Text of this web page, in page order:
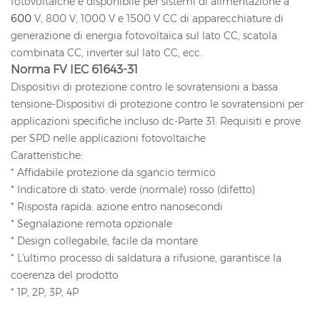
600 V, 800 V, 1000 V e 1500 V CC di apparecchiature di
generazione di energia fotovoltaica sul lato CC, scatola
combinata CC, inverter sul lato CC, ecc.
Norma FV IEC 61643-31
Dispositivi di protezione contro le sovratensioni a bassa
tensione-Dispositivi di protezione contro le sovratensioni per
applicazioni specifiche incluso dc-Parte 31: Requisiti e prove
per SPD nelle applicazioni fotovoltaiche
Caratteristiche:
* Affidabile protezione da sgancio termico
* Indicatore di stato: verde (normale) rosso (difetto)
* Risposta rapida: azione entro nanosecondi
* Segnalazione remota opzionale
* Design collegabile, facile da montare
* L'ultimo processo di saldatura a rifusione, garantisce la
coerenza del prodotto
* 1P, 2P, 3P, 4P